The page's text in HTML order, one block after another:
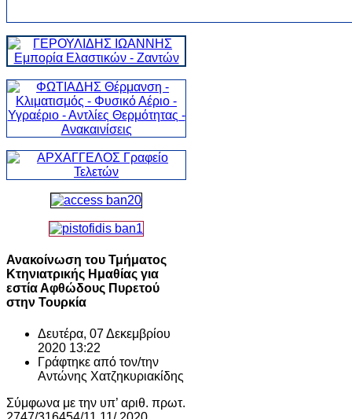
Ανακοίνωση του Τμήματος
Κτηνιατρικής Ημαθίας για
εστία Αφθώδους Πυρετού
στην Τουρκία
Δευτέρα, 07 Δεκεμβρίου
2020 13:22
Γράφτηκε από τον/την
Αντώνης Χατζηκυριακίδης
Σύμφωνα με την υπ’ αριθ. πρωτ.